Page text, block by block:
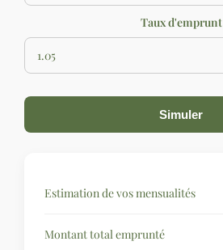
Taux d'emprunt
Simuler
Estimation de vos mensualités
Montant total emprunté